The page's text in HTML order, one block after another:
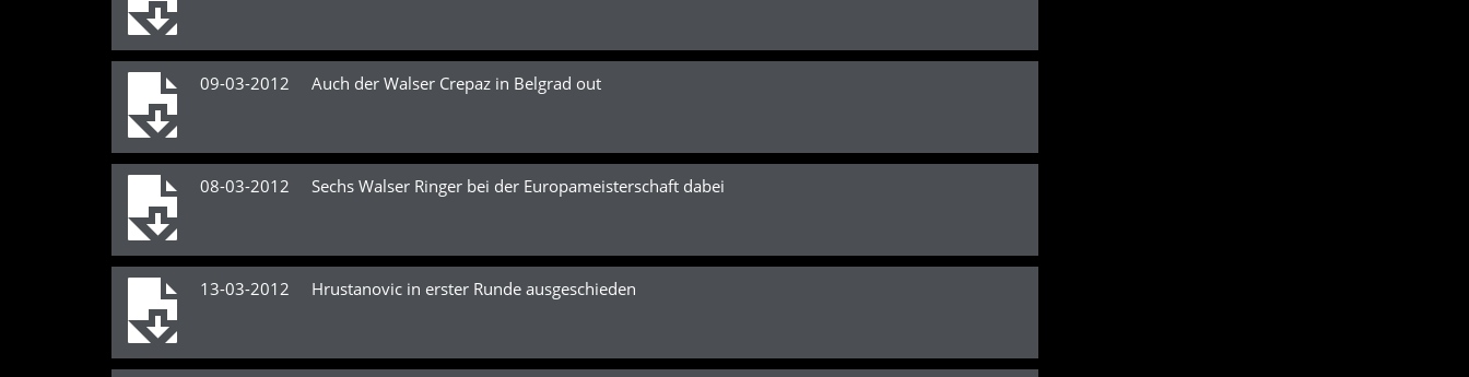
09-03-2012 Auch der Walser Crepaz in Belgrad out
08-03-2012 Sechs Walser Ringer bei der Europameisterschaft dabei
13-03-2012 Hrustanovic in erster Runde ausgeschieden